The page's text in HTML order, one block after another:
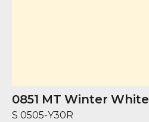
0851 MT Winter White
S 0505-Y30R